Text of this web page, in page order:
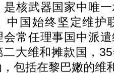
是核武器国家中唯
中国始终坚定维护
会常任理事国中派
二大维和摊款国，
包括在黎巴嫩的维